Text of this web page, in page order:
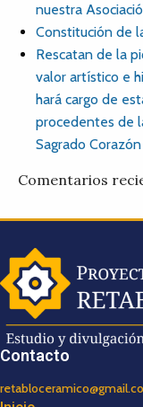
nuestra
Constitución de
Rescatan de la
valor artístico e
hará cargo de
procedentes de
Sagrado
Comentarios
Contacto